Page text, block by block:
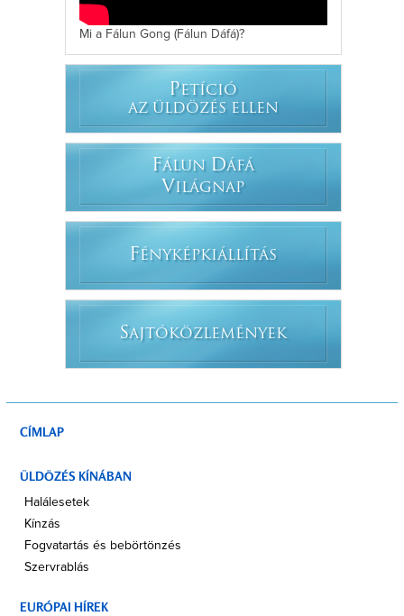
Mi a Fálun Gong (Fálun Dáfá)?
PETÍCIÓ
AZ ÜLDÖZÉS ELLEN
FÁLUN DÁFÁ
VILÁGNAP
FÉNYKÉPKIÁLLÍTÁS
SAJTÓKÖZLEMÉNYEK
CÍMLAP
ÜLDÖZÉS KÍNÁBAN
Halálesetek
Kínzás
Fogvatartás és bebörtönzés
Szervrablás
EURÓPAI HÍREK